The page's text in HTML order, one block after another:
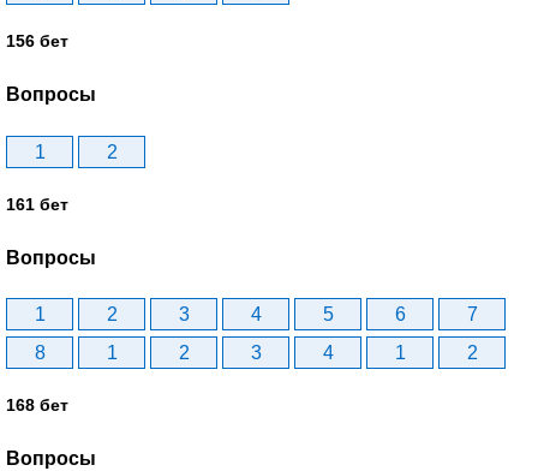
156 бет
Вопросы
1 2
161 бет
Вопросы
1 2 3 4 5 6
7
8
1 2 3 4 1 2
168 бет
Вопросы